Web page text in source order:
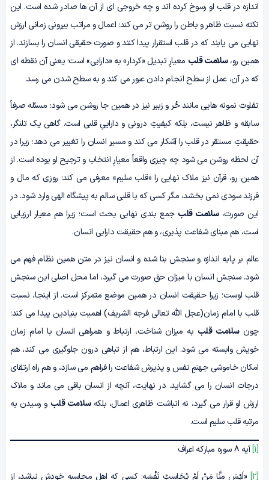
اندازه در قلب او رسوخ کرده اند و چه خروجی ای از آن ها صادر شده است. این
نکته نسبت ظاهر و باطن را روشن تر می کند: اعمال و مراتب بیرونی زمانی ارزش
نهایی می یابند که در قلب استقرار پیدا کنند و صورت حقیقی انسان را بسازند. از
همین رو،سلامت قلب معیارِ تبدیل «کردار» به «دارایی» است؛ یعنی آن نقطه ای
که در آن، عمل از سطح انجام دادن عبور می کند و به سطح شدن می رسد.
تفاوت نمونه هایی مانند حُر و زبیر نیز در همین جا روشن می شود: مسئله صرفاً
سابقه و ظاهر نیست، بلکه کیفیتِ درونی و داراییِ قلبی است. گاهی یک تلنگر،
حقیقتِ مستقر در قلب را آشکار می کند و مسیر انسان را تغییر می دهد؛ زیرا در
آن لحظه روشن می شود چه چیزی واقعاً معیارِ انتخاب و ترجیح او بوده است. از
همین رو، قرآن نیز ملاک نهایی را «قلب سلیم» معرفی می کند: روزی که مال و
فرزند سودی نمی بخشد، مگر کسی که با قلبی سالم به پیشگاه الهی وارد شود. در
این صورت،سلامت قلب جمع بندی نهایی بحث است؛ زیرا هم معیار ارزیابی
است، هم مبنای شفاعت پذیری، و هم حقیقت دارایی انسان.
عالم بر پایه اندازه و سنجش بنا شده و انسان نیز در متن همین نظام فهم می
شود. سنجش انسان با میزان حق صورت می گیرد، اما محل اصلی این سنجش
قلب اوست؛ زیرا حقیقت انسان در همین موضع متمرکز است. از اینجا، نسبت
قلب با امام زمان(عجل الله تعالی فرجه الشریف) اهمیت بنیادین پیدا می کند؛
چونسلامت قلب به میزان شناخت، ارتباط و همراهی انسان با امام زمان
خویش وابسته می شود. این ارتباط، هم از تباهی درون جلوگیری می کند، هم
امکان خاموشی جهنمِ نفس و پذیرش شفاعت را فراهم می سازد، و هم راه ارتقای
درجات انسان را می گشاید. در نهایت، آنچه از انسان باقی می ماند و ملاک
ارزش او قرار می گیرد، نه انباشت ظاهری اعمال، بلکهسلامت قلب و رسیدن به
مرتبه قلب سلیم است.
[1] آیه 8 سوره مبارکه اعراف
[2]
«لَیْسَ مِنَّا مَنْ لَمْ یُحَاسِبْ نَفْسَه‏؛ کسی که اهل محاسبه خودش نباشد، از